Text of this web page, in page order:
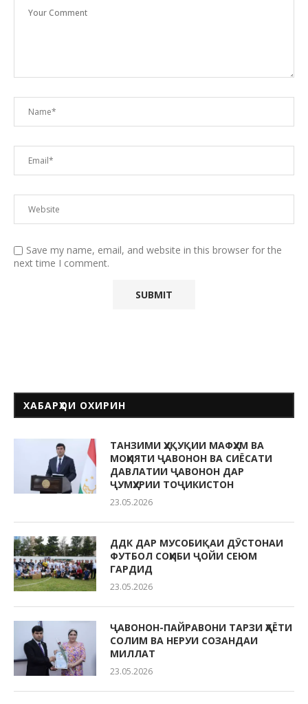
Save my name, email, and website in this browser for the
next time I comment.
ХАБАРҲОИ ОХИРИН
ТАНЗИМИ ҲУҚУҚИИ МАФҲУМ ВА
МОҲИЯТИ ҶАВОНОН ВА СИЁСАТИ
ДАВЛАТИИ ҶАВОНОН ДАР
ҶУМҲУРИИ ТОҶИКИСТОН
23.05.2026
ДДК ДАР МУСОБИҚАИ ДӮСТОНАИ
ФУТБОЛ СОҲИБИ ҶОЙИ СЕЮМ
ГАРДИД
23.05.2026
ҶАВОНОН-ПАЙРАВОНИ ТАРЗИ ҲАЁТИ
СОЛИМ ВА НЕРУИ СОЗАНДАИ
МИЛЛАТ
23.05.2026